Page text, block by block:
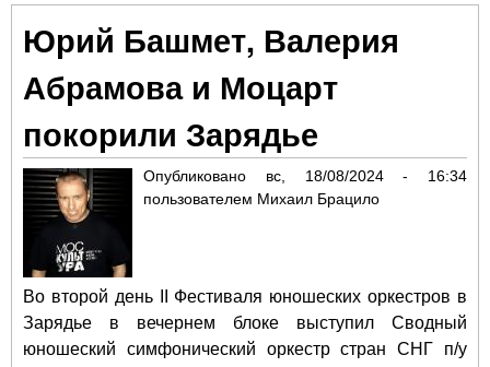
Юрий Башмет, Валерия
Абрамова и Моцарт
покорили Зарядье
Опубликовано вс, 18/08/2024 - 16:34
пользователем Михаил Брацило
Во второй день II Фестиваля юношеских оркестров в
Зарядье в вечернем блоке выступил Сводный
юношеский симфонический оркестр стран СНГ п/у